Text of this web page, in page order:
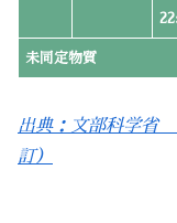
未同定物質
出典：文部科学省
訂）